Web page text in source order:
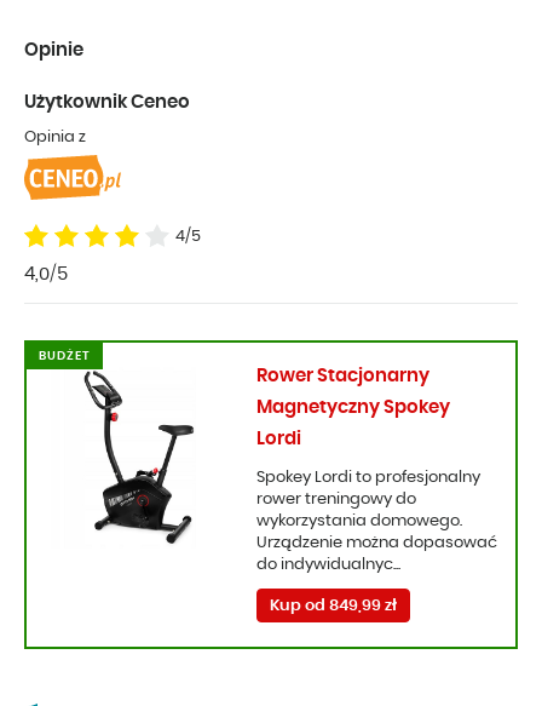
Opinie
4/5
4,0/5
Użytkownik Ceneo
Opinia z
Rower Stacjonarny
Magnetyczny Spokey
Lordi
Spokey Lordi to profesjonalny
rower treningowy do
wykorzystania domowego.
Urządzenie można dopasować
do indywidualnyc...
Kup od 849,99 zł
BUDŻET